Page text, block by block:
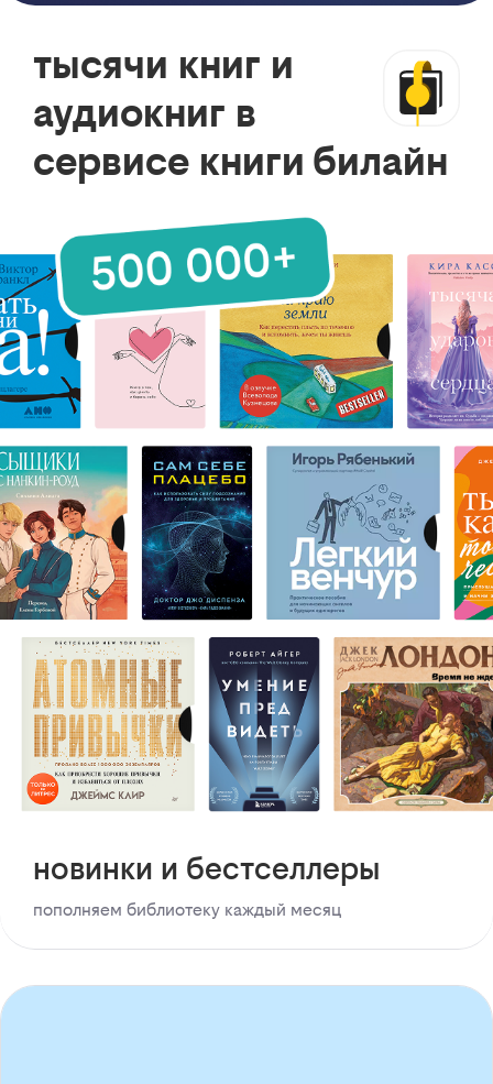
тысячи книг и
аудиокниг в
сервисе книги билайн
новинки и бестселлеры
пополняем библиотеку каждый месяц